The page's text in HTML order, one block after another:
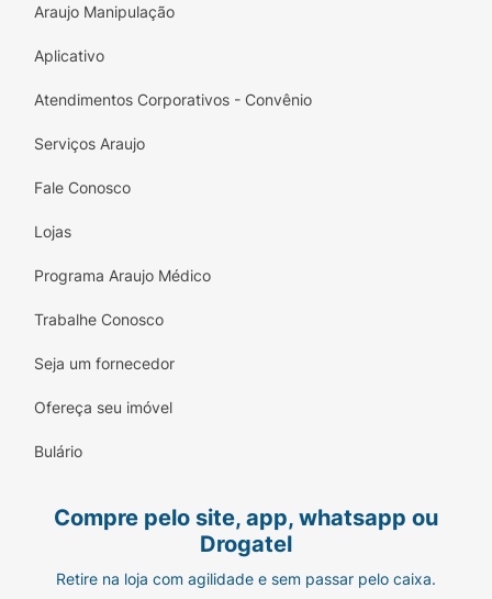
Araujo Manipulação
Aplicativo
Atendimentos Corporativos - Convênio
Serviços Araujo
Fale Conosco
Lojas
Programa Araujo Médico
Trabalhe Conosco
Seja um fornecedor
Ofereça seu imóvel
Bulário
Compre pelo site, app, whatsapp ou
Drogatel
Retire na loja com agilidade e sem passar pelo caixa.